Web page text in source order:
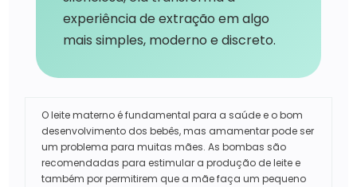
experiência de extração em algo
mais simples, moderno e discreto.
O leite materno é fundamental para a saúde e o bom
desenvolvimento dos bebês, mas amamentar pode ser
um problema para muitas mães. As bombas são
recomendadas para estimular a produção de leite e
também por permitirem que a mãe faça um pequeno